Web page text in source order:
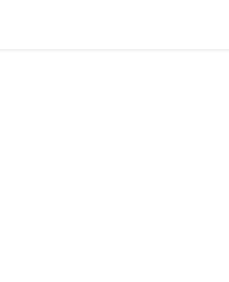
mieux que les autres